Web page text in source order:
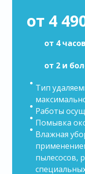
от 4
от 4 часов
от 2 и
Тип
Работы
Помывка
Влажная
пылесосов,